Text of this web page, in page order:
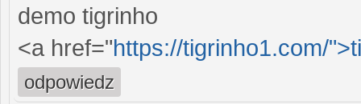
demo tigrinho
<a href="https://tigrinho1.com/
odpowiedz